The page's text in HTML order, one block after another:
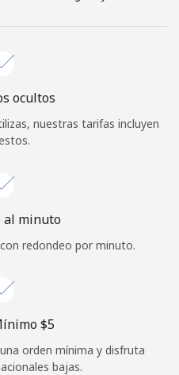
ocultos
nuestras tarifas incluyen
al minuto
redondeo por minuto.
⁦$5⁩
orden mínima y disfruta
bajas.